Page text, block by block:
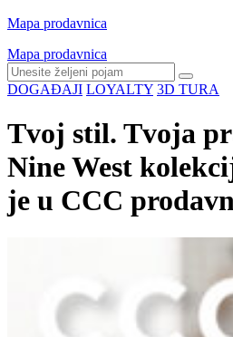
Mapa prodavnica
Mapa prodavnica
DOGAĐAJI LOYALTY 3D TURA
Tvoj stil. Tvoja
Nine West
je u CCC